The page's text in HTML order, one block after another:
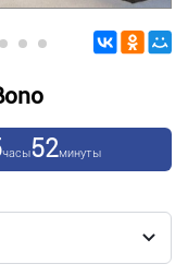
часы52минуты